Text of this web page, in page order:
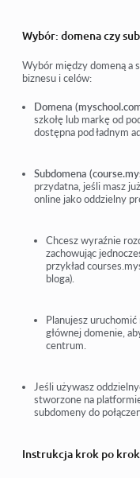
Wybór: domena czy
Wybór między domeną a
biznesu i celów:
Domena
szkołę lub markę od
dostępna pod ładnym
Subdomena
przydatna, jeśli masz
online jako oddzielny
Chcesz wyraźnie
zachowując
przykład
bloga).
Planujesz
głównej domenie,
centrum.
Jeśli używasz
stworzone na
subdomeny do
Instrukcja krok po